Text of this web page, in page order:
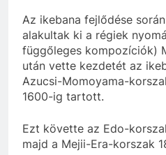
Az ikebana fejlődése
alakultak ki a régiek
függőleges kompozíciók)
után vette kezdetét az
Azucsi-Momoyama-
1600-ig tartott.
Ezt követte az Edo-
majd a Mejii-Era-korszak